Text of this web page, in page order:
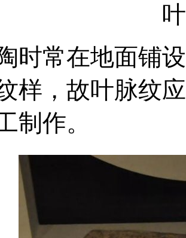
时常在地面铺
样，故叶脉纹
制作。